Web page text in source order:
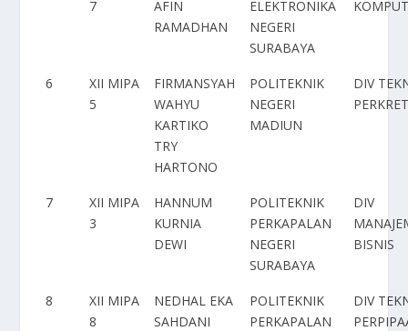
7
AFIN
RAMADHAN
ELEKTRONIKA
NEGERI
SURABAYA
6
XII MIPA
5
FIRMANSYAH
WAHYU
KARTIKO
TRY
HARTONO
POLITEKNIK
NEGERI
MADIUN
DIV
7
XII MIPA
3
HANNUM
KURNIA
DEWI
POLITEKNIK
PERKAPALAN
NEGERI
SURABAYA
DIV
BISNIS
8
XII MIPA
8
NEDHAL EKA
SAHDANI
POLITEKNIK
PERKAPALAN
DIV